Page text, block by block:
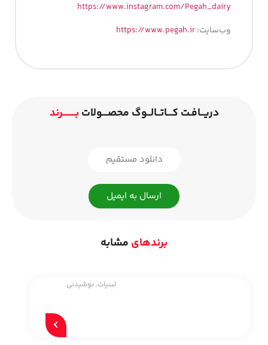
https://www.instagram.com/Pegah_dairy
وب‌سایت:https://www.pegah.ir
دریــافـت کـــاتــالــوگ محصـــولات بـــــــرند
دانلود مستقیم
ارسال به ایمیل
برندهای مشابه
لبنیات, نوشیدنی